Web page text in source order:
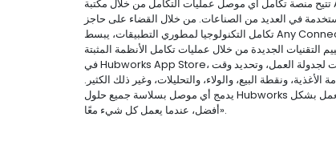
تتيح منصة تكامل أي موصل عمليات التكامل من خلال مكتبة API القوية الخاصة بنا. نقوم بتبسيط
في العديد من الصناعات. من خلال القضاء على حاجز
تكامل التكنولوجيا لمطوري التطبيقات، يبسط Any Connector العملية للشركات لاختبار
في Hubworks App Store، يمكنك اكتشاف أفضل التطبيقات لجدولة العمل، وتحديد وقت
ونقطة البيع، والولاء، والتحليلات، وغير ذلك الكثير.
يدمج أي موصل بسلاسة جميع حلول Hubworks لضمان نجاحك، لأن «كل شيء يعمل بشكل
أفضل، عندما يعمل كل شيء معًا».